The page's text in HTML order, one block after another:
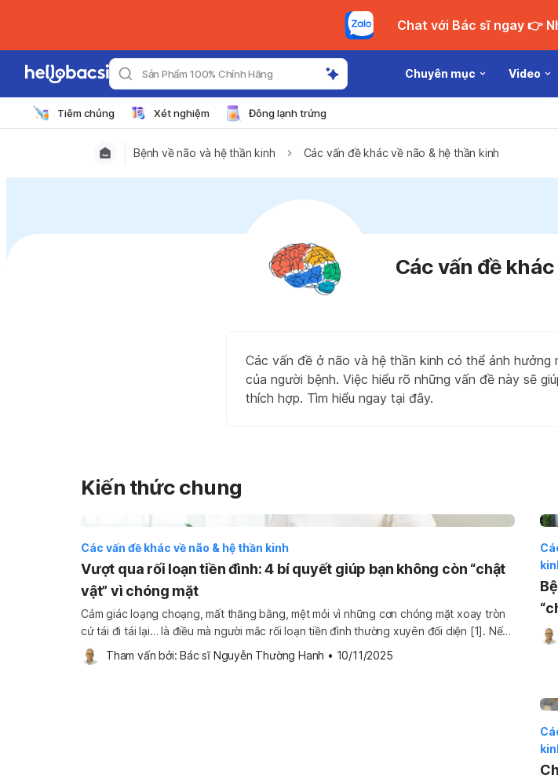
Chat
Sản Phẩm 100% Chính Hãng Chuyên mục Video
Tiêm chủng Xét nghiệm Đông lạnh trứng
Bệnh về não và hệ thần kinh Các vấn đề khác về não & hệ thần kinh
Các vấn đề
Các vấn đề ở não và hệ thần kinh có thể ảnh hưởng
của người bệnh. Việc hiểu rõ những vấn đề này sẽ
thích hợp. Tìm hiểu ngay tại đây.
Kiến thức chung
Các vấn đề khác về não & hệ thần kinh
Vượt qua rối loạn tiền đình: 4 bí quyết giúp bạn không còn “chật
vật” vì chóng mặt
Cảm giác loạng choạng, mất thăng bằng, mệt mỏi vì những cơn chóng mặt xoay tròn
cứ tái đi tái lại… là điều mà người mắc rối loạn tiền đình thường xuyên đối diện [1]. Nếu
đây cũng là những gì bạn đang trải qua, đừng lo lắng. "Sống chung" với rối loạn tiền
đình […]
Tham vấn bởi: Bác sĩ Nguyễn Thường Hanh • 10/11/2025